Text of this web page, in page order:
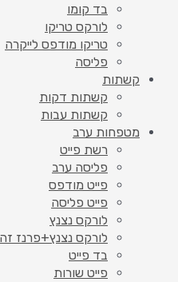
בד קומו
לורקס טריקו
טריקו מודפס לייקרה
פליסה
קשתות
קשתות דקות
קשתות עבות
מטפחות ערב
רשת פייט
פליסה ערב
פייט מודפס
פייט פליסה
לורקס נצנץ
לורקס נצנץ+פרנז
בד פייט
פייט שורות